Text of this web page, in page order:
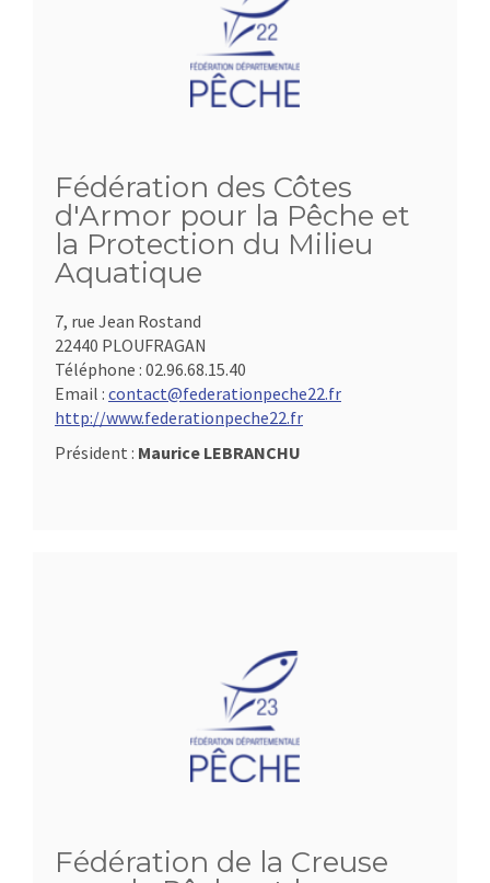
Fédération des Côtes
d'Armor pour la Pêche et
la Protection du Milieu
Aquatique
7, rue Jean Rostand
22440 PLOUFRAGAN
Téléphone : 02.96.68.15.40
Email : contact@federationpeche22.fr
http://www.federationpeche22.fr
Président : Maurice LEBRANCHU
Fédération de la Creuse